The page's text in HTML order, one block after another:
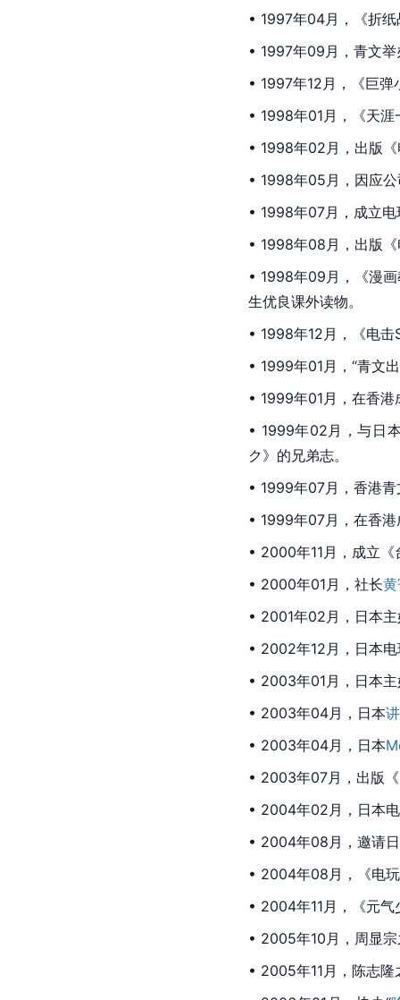
• 1997年04月，《折
• 1997年09月，青文
• 1997年12月，《巨
• 1998年01月，《天
• 1998年02月，出版
• 1998年05月，因应
• 1998年07月，成立
• 1998年08月，出版
• 1998年09月，《漫
生优良课外读物。
• 1998年12月，《电
• 1999年01月，“青文
• 1999年01月，在香港
• 1999年02月，与日
ク》的兄弟志。
• 1999年07月，香港
• 1999年07月，在香港
• 2000年11月，成立
• 2000年01月，社长
• 2001年02月，日本
• 2002年12月，日本
• 2003年01月，日本
• 2003年04月，日本
• 2003年04月，日本
• 2003年07月，出版
• 2004年02月，日本
• 2004年08月，邀请
• 2004年08月，《电
• 2004年11月，《元
• 2005年10月， 周显宗
• 2005年11月，陈志隆